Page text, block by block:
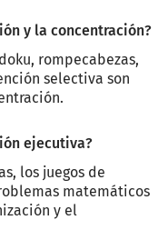
y la concentración?
rompecabezas,
selectiva son
ejecutiva?
los juegos de
matemáticos
y el